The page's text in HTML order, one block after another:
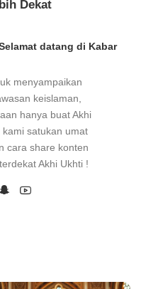
Dekat
datang di Kabar
menyampaikan
keislaman,
hanya buat Akhi
kami satukan umat
cara share konten
Akhi Ukhti !